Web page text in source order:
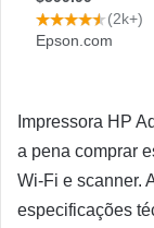
Impressora HP
a pena comprar
Wi-Fi e scanner.
especificações